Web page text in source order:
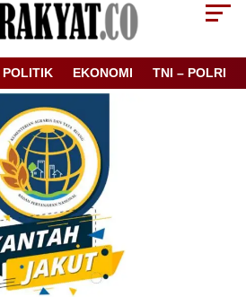
POLITIK EKONOMI TNI – POLRI